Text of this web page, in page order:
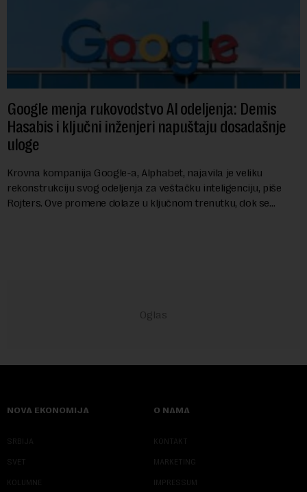
Google menja rukovodstvo AI odeljenja: Demis
Hasabis i ključni inženjeri napuštaju dosadašnje
uloge
Krovna kompanija Google-a, Alphabet, najavila je veliku
rekonstrukciju svog odeljenja za veštačku inteligenciju, piše
Rojters. Ove promene dolaze u ključnom trenutku, dok se
NOVA EKONOMIJA
SRBIJA
SVET
KOLUMNE
O NAMA
KONTAKT
MARKETING
IMPRESSUM